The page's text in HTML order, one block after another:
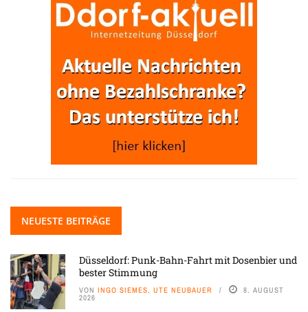
NEUESTE BEITRÄGE
Düsseldorf: Punk-Bahn-Fahrt mit Dosenbier und
bester Stimmung
VON INGO SIEMES, UTE NEUBAUER 8. AUGUST
2026